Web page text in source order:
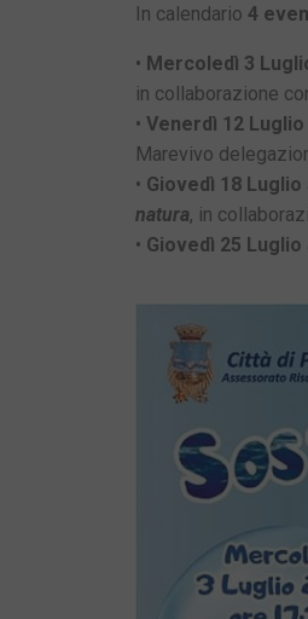
In calendario 4
• Mercoledì 3
in collaborazione
• Venerdì 12 Luglio
Marevivo
• Giovedì 18 Luglio
natura, in
• Giovedì 25 Luglio